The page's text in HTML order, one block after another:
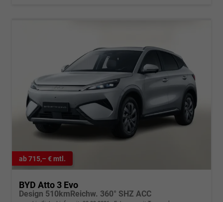
ab 715,– € mtl.
BYD Atto 3 Evo
Design 510kmReichw. 360° SHZ ACC